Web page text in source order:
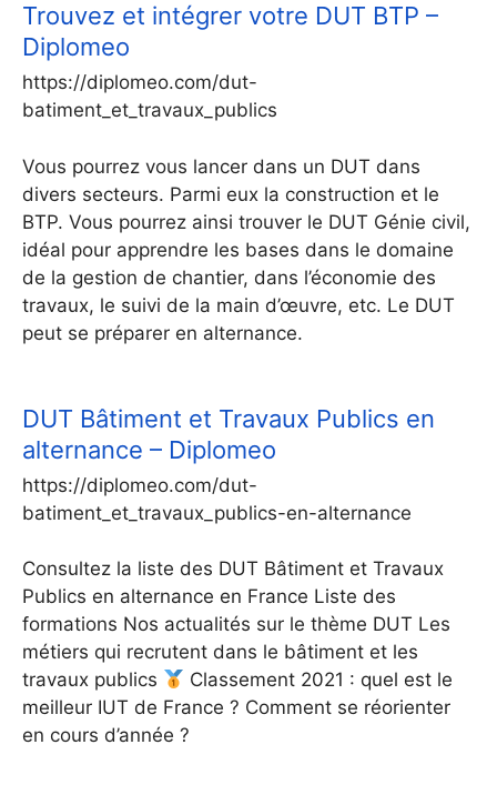
Trouvez et intégrer votre DUT BTP –
Diplomeo
https://diplomeo.com/dut-
batiment_et_travaux_publics
Vous pourrez vous lancer dans un DUT dans
divers secteurs. Parmi eux la construction et le
BTP. Vous pourrez ainsi trouver le DUT Génie civil,
idéal pour apprendre les bases dans le domaine
de la gestion de chantier, dans l’économie des
travaux, le suivi de la main d’œuvre, etc. Le DUT
peut se préparer en alternance.
DUT Bâtiment et Travaux Publics en
alternance – Diplomeo
https://diplomeo.com/dut-
batiment_et_travaux_publics-en-alternance
Consultez la liste des DUT Bâtiment et Travaux
Publics en alternance en France Liste des
formations Nos actualités sur le thème DUT Les
métiers qui recrutent dans le bâtiment et les
travaux publics
Classement 2021 : quel est le
meilleur IUT de France ? Comment se réorienter
en cours d’année ?